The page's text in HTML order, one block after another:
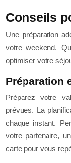
Conseils
Une préparation
votre weekend.
optimiser votre
Préparation
Préparez votre
prévues. La
chaque instant.
votre partenaire,
carte pour vous